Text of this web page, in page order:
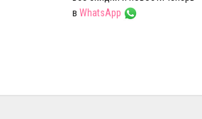
в WhatsApp